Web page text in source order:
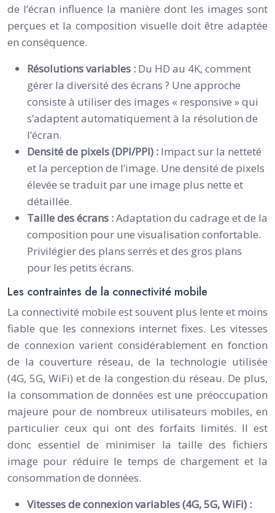
de l’écran influence la manière dont les images sont
perçues et la composition visuelle doit être adaptée
en conséquence.
Résolutions variables : Du HD au 4K, comment
gérer la diversité des écrans ? Une approche
consiste à utiliser des images « responsive » qui
s’adaptent automatiquement à la résolution de
l’écran.
Densité de pixels (DPI/PPI) : Impact sur la netteté
et la perception de l’image. Une densité de pixels
élevée se traduit par une image plus nette et
détaillée.
Taille des écrans :Adaptation du cadrage et de la
composition pour une visualisation confortable.
Privilégier des plans serrés et des gros plans
pour les petits écrans.
Les contraintes de la connectivité mobile
La connectivité mobile est souvent plus lente et moins
fiable que les connexions internet fixes. Les vitesses
de connexion varient considérablement en fonction
de la couverture réseau, de la technologie utilisée
(4G, 5G, WiFi) et de la congestion du réseau. De plus,
la consommation de données est une préoccupation
majeure pour de nombreux utilisateurs mobiles, en
particulier ceux qui ont des forfaits limités. Il est
donc essentiel de minimiser la taille des fichiers
image pour réduire le temps de chargement et la
consommation de données.
Vitesses de connexion variables (4G, 5G, WiFi) :